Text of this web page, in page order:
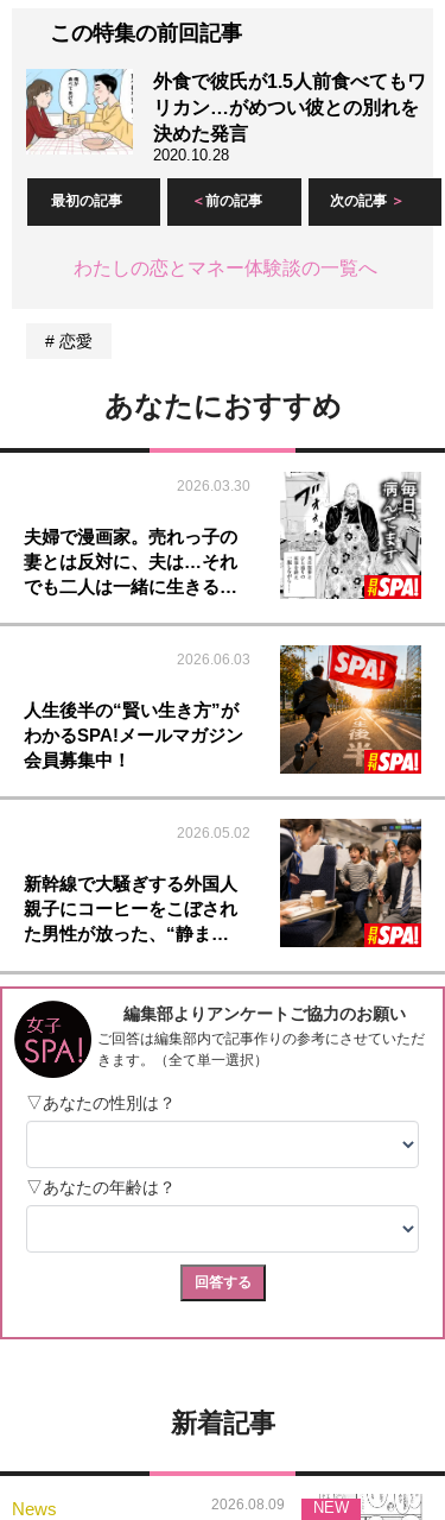
この特集の前回記事
外食で彼氏が1.5人前食べてもワ
リカン…がめつい彼との別れを
決めた発言
2020.10.28
最初の記事 前の記事 次の記事
わたしの恋とマネー体験談の一覧へ
恋愛
あなたにおすすめ
2026.03.30
夫婦で漫画家。売れっ子の
妻とは反対に、夫は…それ
でも二人は一緒に生きる…
2026.06.03
人生後半の“賢い生き方”が
わかるSPA!メールマガジン
会員募集中！
2026.05.02
新幹線で大騒ぎする外国人
親子にコーヒーをこぼされ
た男性が放った、“静ま…
新着記事
News 2026.08.09 NEW